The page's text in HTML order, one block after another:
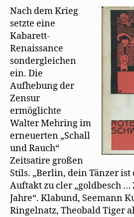
Nach dem Krieg
setzte eine
Kabarett-
Renaissance
sondergleichen
ein. Die
Aufhebung der
Zensur
ermöglichte
Walter Mehring im
erneuerten „Schall
und Rauch“
Zeitsatire großen
Stils. „Berlin, dein Tänzer ist
Auftakt zu cler „goldbesch
Jahre“. Klabund, Seemann
Ringelnatz, Theobald Tiger